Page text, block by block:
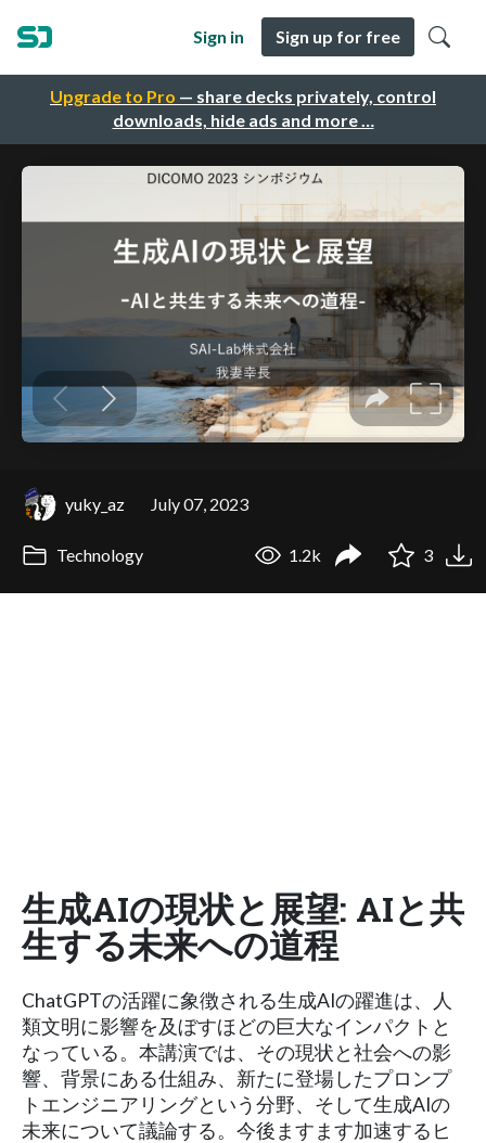
Upgrade to Pro — share decks privately, control
downloads, hide ads and more …
Sign in Sign up for free
yuky_az July 07, 2023
Technology 1.2k 3
生成AIの現状と展望: AIと共
生する未来への道程
ChatGPTの活躍に象徴される生成AIの躍進は、人
類文明に影響を及ぼすほどの巨大なインパクトと
なっている。本講演では、その現状と社会への影
響、背景にある仕組み、新たに登場したプロンプ
トエンジニアリングという分野、そして生成AIの
未来について議論する。今後ますます加速するヒ